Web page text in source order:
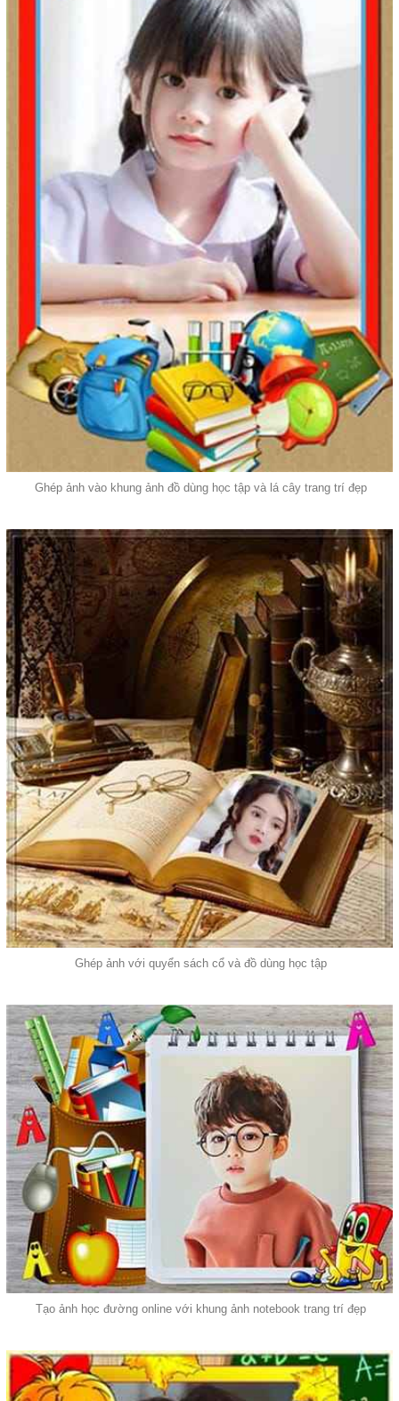
Ghép ảnh vào khung ảnh đồ dùng học tập và lá cây trang trí đẹp
Ghép ảnh với quyển sách cổ và đồ dùng học tập
Tạo ảnh học đường online với khung ảnh notebook trang trí đẹp